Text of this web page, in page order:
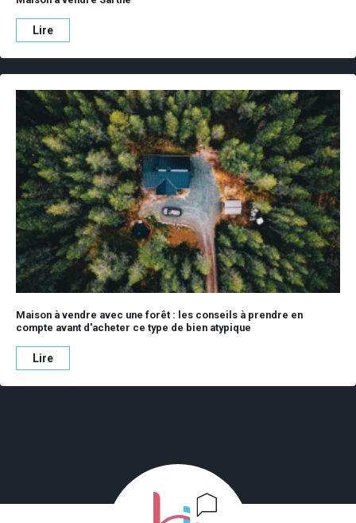
Lire
Maison à vendre avec une forêt : les conseils à prendre en
compte avant d'acheter ce type de bien atypique
Lire